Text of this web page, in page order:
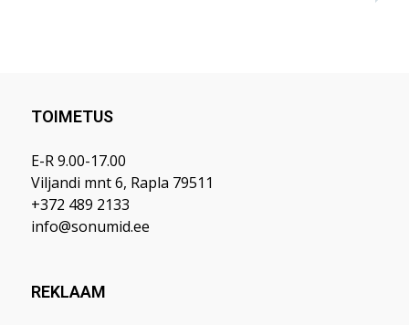
TOIMETUS
E-R 9.00-17.00
Viljandi mnt 6, Rapla 79511
+372 489 2133
info@sonumid.ee
REKLAAM